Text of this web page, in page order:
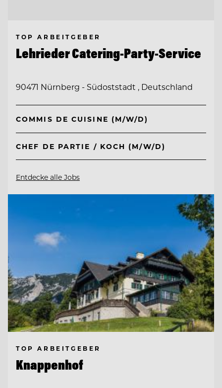
TOP ARBEITGEBER
Lehrieder Catering-Party-Service
90471 Nürnberg - Südoststadt , Deutschland
COMMIS DE CUISINE (M/W/D)
CHEF DE PARTIE / KOCH (M/W/D)
Entdecke alle Jobs
TOP ARBEITGEBER
Knappenhof